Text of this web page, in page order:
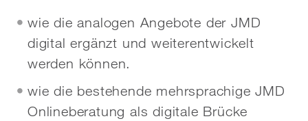
wie die analogen Angebote der JMD
digital ergänzt und weiterentwickelt
werden können.
wie die bestehende mehrsprachige JMD
Onlineberatung als digitale Brücke